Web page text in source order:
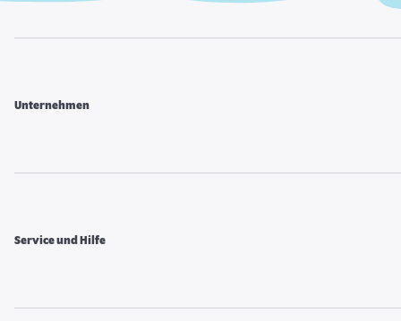
Unternehmen
Service und Hilfe